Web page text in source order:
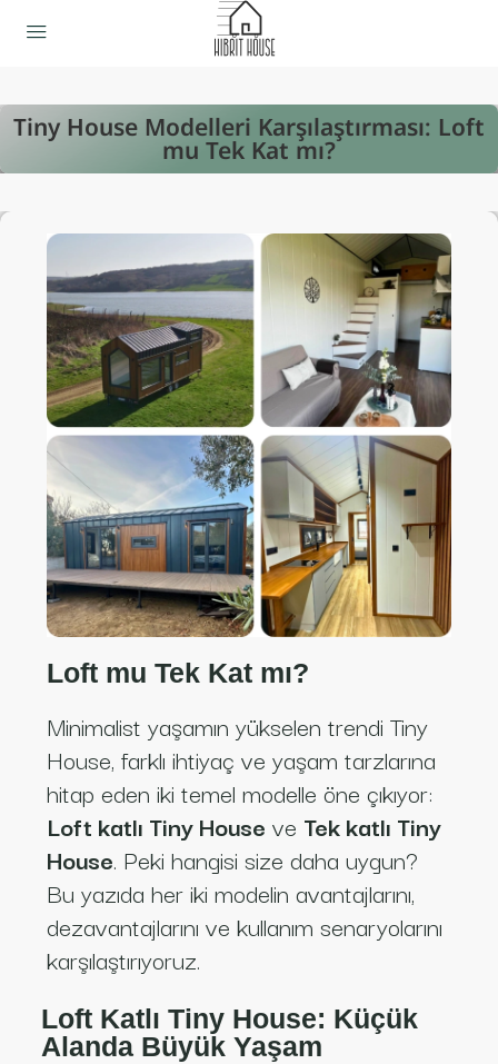
Tiny House Modelleri Karşılaştırması: Loft
mu Tek Kat mı?
Loft mu Tek Kat mı?
Minimalist yaşamın yükselen trendi Tiny
House, farklı ihtiyaç ve yaşam tarzlarına
hitap eden iki temel modelle öne çıkıyor:
Loft katlı Tiny House ve Tek katlı Tiny
House. Peki hangisi size daha uygun?
Bu yazıda her iki modelin avantajlarını,
dezavantajlarını ve kullanım senaryolarını
karşılaştırıyoruz.
Loft Katlı Tiny House: Küçük
Alanda Büyük Yaşam